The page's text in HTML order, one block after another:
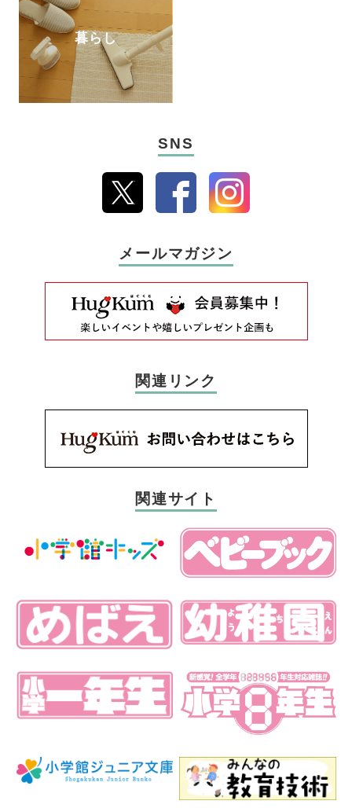
暮らし
SNS
メールマガジン
関連リンク
関連サイト